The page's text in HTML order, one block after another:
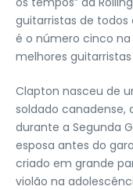
guitarristas de todos
é o número cinco na
melhores
Clapton nasceu de
soldado canadense,
durante a Segunda
esposa antes do
criado em grande
violão na